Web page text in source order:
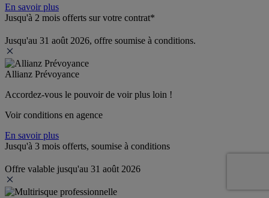
En savoir plus
Jusqu'à 2 mois offerts sur votre contrat*
Jusqu'au 31 août 2026, offre soumise à conditions.
Allianz Prévoyance
Accordez-vous le pouvoir de voir plus loin !
Voir conditions en agence
En savoir plus
Jusqu'à 3 mois offerts, soumise à conditions
Offre valable jusqu'au 31 août 2026